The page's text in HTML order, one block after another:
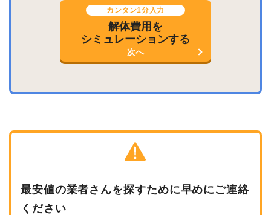
カンタン1分入力
解体費用を
シミュレーションする
次へ
最安値の業者さんを探すために早めにご連絡
ください